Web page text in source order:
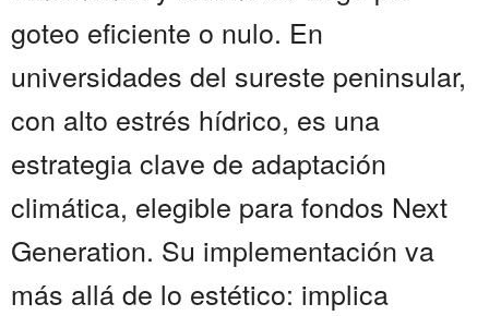
goteo eficiente o nulo. En
universidades del sureste peninsular,
con alto estrés hídrico, es una
estrategia clave de adaptación
climática, elegible para fondos Next
Generation. Su implementación va
más allá de lo estético: implica